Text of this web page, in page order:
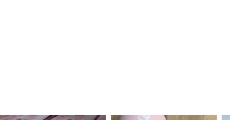
שלנו מטף לגילוי מין העובר חזר למלא